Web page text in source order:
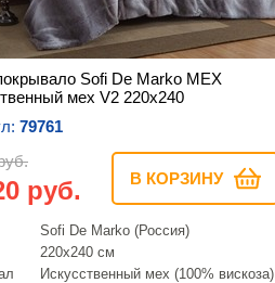
Sofi De Marko МЕХ
мех V2 220х240
79761
руб. В КОРЗИНУ
Sofi De Marko (Россия)
220х240 см
Искусcтвенный мех (100% вискоза)